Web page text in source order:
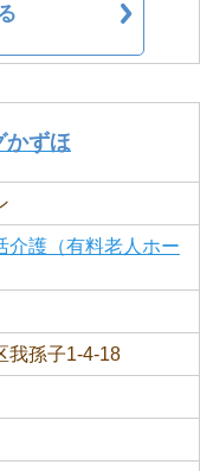
かずほ
介護（有料老人ホー
我孫子1-4-18